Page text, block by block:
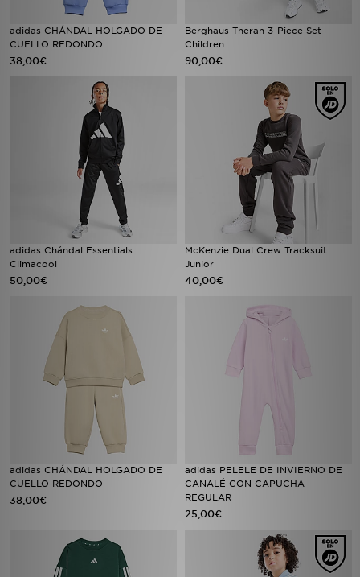
adidas CHÁNDAL HOLGADO DE
CUELLO REDONDO
38,00€
Berghaus Theran 3-Piece Set
Children
90,00€
adidas Chándal Essentials
Climacool
50,00€
McKenzie Dual Crew Tracksuit
Junior
40,00€
adidas CHÁNDAL HOLGADO DE
CUELLO REDONDO
38,00€
adidas PELELE DE INVIERNO DE
CANALÉ CON CAPUCHA
REGULAR
25,00€